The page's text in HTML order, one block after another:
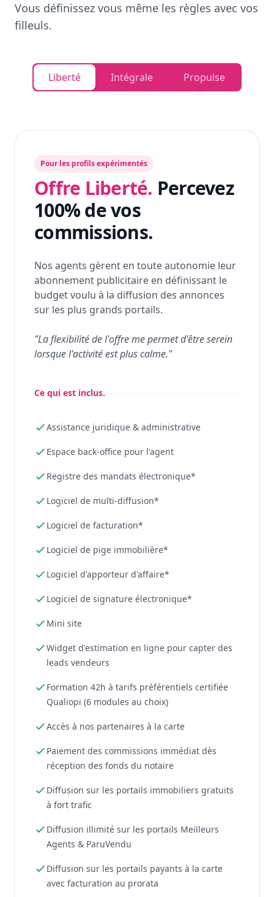
Vous définissez vous même les règles avec vos
filleuls.
Liberté Intégrale Propulse
Pour les profils expérimentés
Offre Liberté. Percevez
100% de vos
commissions.
Nos agents gèrent en toute autonomie leur
abonnement publicitaire en définissant le
budget voulu à la diffusion des annonces
sur les plus grands portails.
"La flexibilité de l'offre me permet d'être serein
lorsque l'activité est plus calme."
Ce qui est inclus.
Assistance juridique & administrative
Espace back-office pour l'agent
Registre des mandats électronique*
Logiciel de multi-diffusion*
Logiciel de facturation*
Logiciel de pige immobilière*
Logiciel d'apporteur d'affaire*
Logiciel de signature électronique*
Mini site
Widget d'estimation en ligne pour capter des
leads vendeurs
Formation 42h à tarifs préférentiels certifiée
Qualiopi (6 modules au choix)
Accès à nos partenaires à la carte
Paiement des commissions immédiat dès
réception des fonds du notaire
Diffusion sur les portails immobiliers gratuits
à fort trafic
Diffusion illimité sur les portails Meilleurs
Agents & ParuVendu
Diffusion sur les portails payants à la carte
avec facturation au prorata